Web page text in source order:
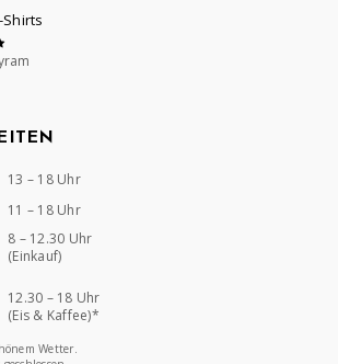
Shirts
13 – 18 Uhr
11 – 18 Uhr
8 – 12.30 Uhr
(Einkauf)
12.30 – 18 Uhr
(Eis & Kaffee)*
Wetter.